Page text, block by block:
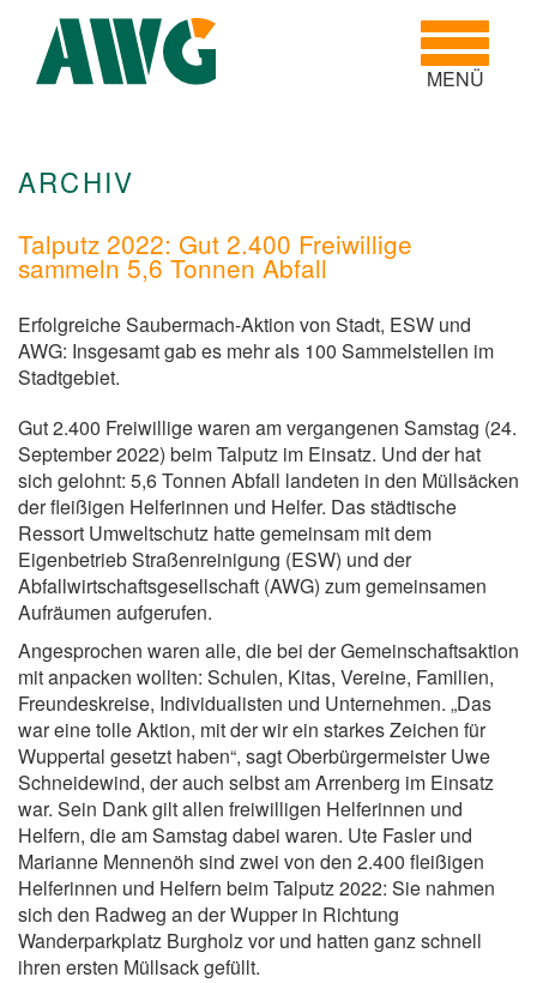
Toggle
MENÜ
ARCHIV
Talputz 2022: Gut 2.400 Freiwillige
sammeln 5,6 Tonnen Abfall
Erfolgreiche Saubermach-Aktion von Stadt, ESW und
AWG: Insgesamt gab es mehr als 100 Sammelstellen im
Stadtgebiet.
Gut 2.400 Freiwillige waren am vergangenen Samstag (24.
September 2022) beim Talputz im Einsatz. Und der hat
sich gelohnt: 5,6 Tonnen Abfall landeten in den Müllsäcken
der fleißigen Helferinnen und Helfer. Das städtische
Ressort Umweltschutz hatte gemeinsam mit dem
Eigenbetrieb Straßenreinigung (ESW) und der
Abfallwirtschaftsgesellschaft (AWG) zum gemeinsamen
Aufräumen aufgerufen.
Angesprochen waren alle, die bei der Gemeinschaftsaktion
mit anpacken wollten: Schulen, Kitas, Vereine, Familien,
Freundeskreise, Individualisten und Unternehmen. „Das
war eine tolle Aktion, mit der wir ein starkes Zeichen für
Wuppertal gesetzt haben“, sagt Oberbürgermeister Uwe
Schneidewind, der auch selbst am Arrenberg im Einsatz
war. Sein Dank gilt allen freiwilligen Helferinnen und
Helfern, die am Samstag dabei waren. Ute Fasler und
Marianne Mennenöh sind zwei von den 2.400 fleißigen
Helferinnen und Helfern beim Talputz 2022: Sie nahmen
sich den Radweg an der Wupper in Richtung
Wanderparkplatz Burgholz vor und hatten ganz schnell
ihren ersten Müllsack gefüllt.